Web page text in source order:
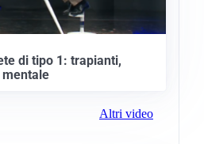
di tipo 1: trapianti,
Altri video